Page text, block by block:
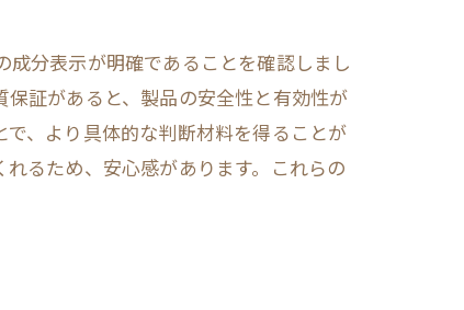
分表示が明確であることを確認しまし
証があると、製品の安全性と有効性が
、より具体的な判断材料を得ることが
るため、安心感があります。これらの